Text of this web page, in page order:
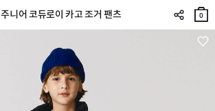
주니어 코듀로이 카고 조거 팬츠
장바
구니
0